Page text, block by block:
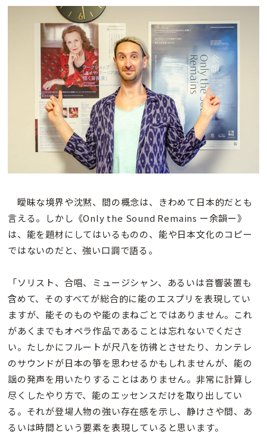
曖昧な境界や沈黙、間の概念は、きわめて日本的だとも
言える。しかし《Only the Sound Remains ー余韻ー》
は、能を題材にしてはいるものの、能や日本文化のコピー
ではないのだと、強い口調で語る。
「ソリスト、合唱、ミュージシャン、あるいは音響装置も
含めて、そのすべてが総合的に能のエスプリを表現してい
ますが、能そのものや能のまねごとではありません。これ
があくまでもオペラ作品であることは忘れないでくださ
い。たしかにフルートが尺八を彷彿とさせたり、カンテレ
のサウンドが日本の箏を思わせるかもしれませんが、能の
謡の発声を用いたりすることはありません。非常に計算し
尽くしたやり方で、能のエッセンスだけを取り出してい
る。それが登場人物の強い存在感を示し、静けさや間、あ
るいは時間という要素を表現していると思います。